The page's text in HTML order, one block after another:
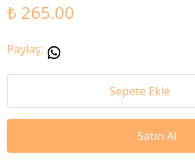
₺ 265.00
Paylaş:
Sepete Ekle
Satın Al